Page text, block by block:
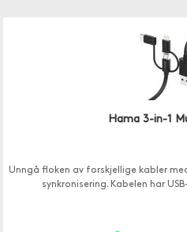
Hama 3-in-1
Unngå floken av forskjellige kabler
synkronisering. Kabelen har